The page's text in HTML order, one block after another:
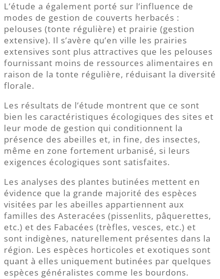
L’étude a également porté sur l’influence de
modes de gestion de couverts herbacés :
pelouses (tonte régulière) et prairie (gestion
extensive). Il s’avère qu’en ville les prairies
extensives sont plus attractives que les pelouses
fournissant moins de ressources alimentaires en
raison de la tonte régulière, réduisant la diversité
florale.
Les résultats de l’étude montrent que ce sont
bien les caractéristiques écologiques des sites et
leur mode de gestion qui conditionnent la
présence des abeilles et, in fine, des insectes,
même en zone fortement urbanisé, si leurs
exigences écologiques sont satisfaites.
Les analyses des plantes butinées mettent en
évidence que la grande majorité des espèces
visitées par les abeilles appartiennent aux
familles des Asteracées (pissenlits, pâquerettes,
etc.) et des Fabacées (trèfles, vesces, etc.) et
sont indigènes, naturellement présentes dans la
région. Les espèces horticoles et exotiques sont
quant à elles uniquement butinées par quelques
espèces généralistes comme les bourdons.